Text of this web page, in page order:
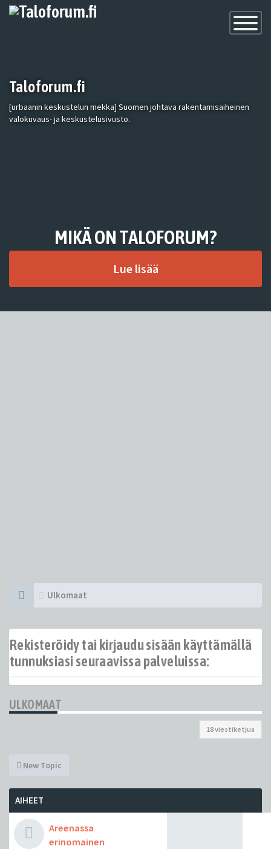
Toggle
Taloforum.fi
[urbaanin keskustelun mekka] Suomen johtava rakentamisaiheinen
valokuvaus- ja keskustelusivusto.
MIKÄ ON TALOFORUM?
Lue lisää
Ulkomaat
Rekisteröidy tai kirjaudu sisään käyttämällä
tunnuksiasi seuraavissa palveluissa:
ULKOMAAT
18 viestiketjua
New Topic
AIHEET
Areenassa
erinomainen